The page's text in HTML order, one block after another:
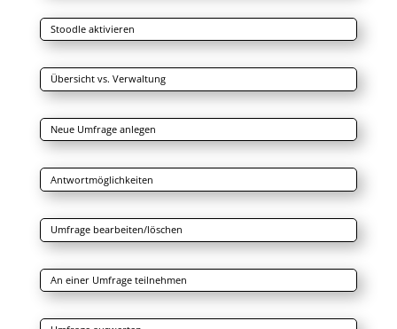
Stoodle aktivieren
Übersicht vs. Verwaltung
Neue Umfrage anlegen
Antwortmöglichkeiten
Umfrage bearbeiten/löschen
An einer Umfrage teilnehmen